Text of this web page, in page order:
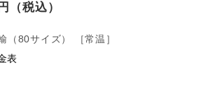
（80サイズ）
［常温］
表